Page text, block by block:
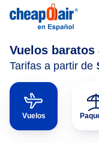
Vuelos baratos
Tarifas a partir de
Vuelos